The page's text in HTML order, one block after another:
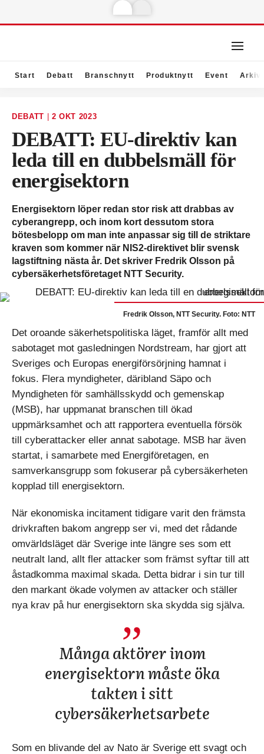
Start Debatt Branschnytt Produktnytt Event Arkiv
DEBATT 2 OKT 2023
DEBATT: EU-direktiv kan
leda till en dubbelsmäll för
energisektorn
Energisektorn löper redan stor risk att drabbas av
cyberangrepp, och inom kort dessutom stora
bötesbelopp om man inte anpassar sig till de striktare
kraven som kommer när NIS2-direktivet blir svensk
lagstiftning nästa år. Det skriver Fredrik Olsson på
cybersäkerhetsföretaget NTT Security.
Fredrik Olsson, NTT Security. Foto: NTT
Det oroande säkerhetspolitiska läget, framför allt med
sabotaget mot gasledningen Nordstream, har gjort att
Sveriges och Europas energiförsörjning hamnat i
fokus. Flera myndigheter, däribland Säpo och
Myndigheten för samhällsskydd och gemenskap
(MSB), har uppmanat branschen till ökad
uppmärksamhet och att rapportera eventuella försök
till cyberattacker eller annat sabotage. MSB har även
startat, i samarbete med Energiföretagen, en
samverkansgrupp som fokuserar på cybersäkerheten
kopplad till energisektorn.
När ekonomiska incitament tidigare varit den främsta
drivkraften bakom angrepp ser vi, med det rådande
omvärldsläget där Sverige inte längre ses som ett
neutralt land, allt fler attacker som främst syftar till att
åstadkomma maximal skada. Detta bidrar i sin tur till
den markant ökade volymen av attacker och ställer
nya krav på hur energisektorn ska skydda sig själva.
Många aktörer inom
energisektorn måste öka
takten i sitt
cybersäkerhetsarbete
Som en blivande del av Nato är Sverige ett svagt och